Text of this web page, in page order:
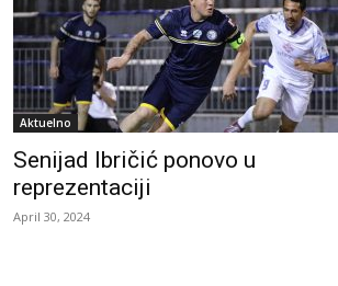
Aktuelno
Senijad Ibričić ponovo u
reprezentaciji
April 30, 2024